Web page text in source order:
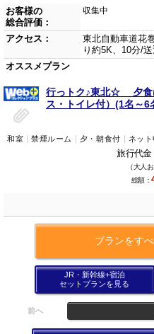
お客様の
総合評価：
収集中
アクセス：
東北自動車道花
り約5K、10分/送
オススメプラン
行っトク♪東北☆ 夕食
ス・トイレ付）(1名～6
和室 禁煙ルーム 夕・朝食付 ネット
旅行代金
（大人
総額：
プランをす
JR・新幹線+宿泊
セットプランを見る
前へ